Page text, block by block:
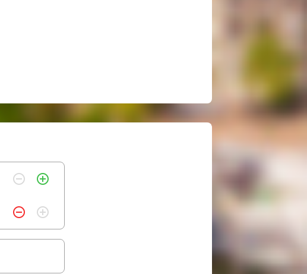
remove_circle_outline add_circle_outline
remove_circle_outline add_circle_outline